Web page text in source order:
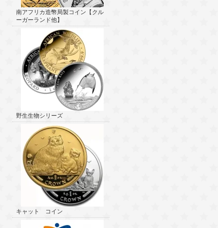
南アフリカ造幣局製コイン【クル
ーガーランド他】
野生生物シリーズ
キャット コイン